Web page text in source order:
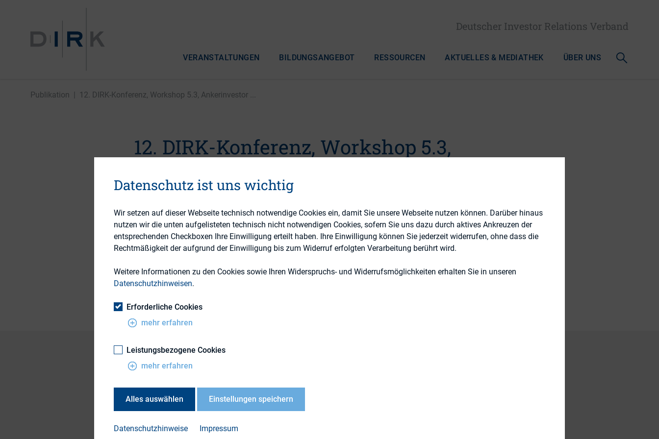
Deutscher Investor Relations Verband
VERANSTALTUNGEN BILDUNGSANGEBOT RESSOURCEN AKTUELLES & MEDIATHEK ÜBER UNS
Publikation 12. DIRK-Konferenz, Workshop 5.3, Ankerinvestor ...
12. DIRK-Konferenz, Workshop 5.3,
Alptraum für den Unternehmenswert?
19. Mai 2009
Publikationsform
DOWNLOAD
Datenschutz ist uns wichtig
Wir setzen auf dieser Webseite technisch notwendige Cookies ein, damit Sie unsere Webseite nutzen können. Darüber hinaus
nutzen wir die unten aufgelisteten technisch nicht notwendigen Cookies, sofern Sie uns dazu durch aktives Ankreuzen der
entsprechenden Checkboxen Ihre Einwilligung erteilt haben. Ihre Einwilligung können Sie jederzeit widerrufen, ohne dass die
Rechtmäßigkeit der aufgrund der Einwilligung bis zum Widerruf erfolgten Verarbeitung berührt wird.
Weitere Informationen zu den Cookies sowie Ihren Widerspruchs- und Widerrufsmöglichkeiten erhalten Sie in unseren
Datenschutzhinweisen.
Erforderliche Cookies
mehr erfahren
Leistungsbezogene Cookies
mehr erfahren
Alles auswählen Einstellungen speichern
Datenschutzhinweise Impressum